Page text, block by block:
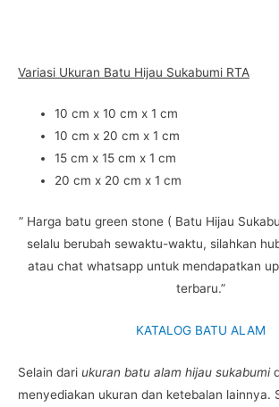
Variasi Ukuran Batu Hijau Sukabumi RTA
10 cm x 10 cm x 1 cm
10 cm x 20 cm x 1 cm
15 cm x 15 cm x 1 cm
20 cm x 20 cm x 1 cm
” Harga batu green stone ( Batu Hijau
selalu berubah sewaktu-waktu, silahkan
atau chat whatsapp untuk mendapatkan
terbaru.”
KATALOG BATU ALAM
Selain dari ukuran batu alam hijau sukabumi
menyediakan ukuran dan ketebalan lainnya.